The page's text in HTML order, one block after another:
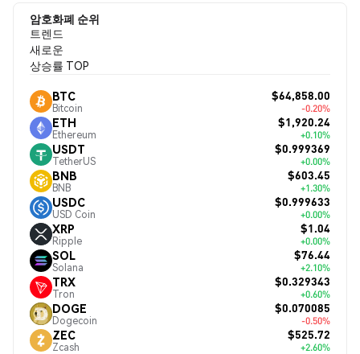
암호화폐 순위
트렌드
새로운
상승률 TOP
BTC
Bitcoin
$64,858.00
-0.20%
ETH
Ethereum
$1,920.24
+0.10%
USDT
TetherUS
$0.999369
+0.00%
BNB
BNB
$603.45
+1.30%
USDC
USD Coin
$0.999633
+0.00%
XRP
Ripple
$1.04
+0.00%
SOL
Solana
$76.44
+2.10%
TRX
Tron
$0.329343
+0.60%
DOGE
Dogecoin
$0.070085
-0.50%
ZEC
Zcash
$525.72
+2.60%